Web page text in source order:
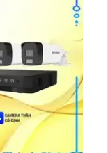
giá cả siêu rẻ
giám sát của
kiệm chi phí.
chúng tôi, Quý
Công Nghệ